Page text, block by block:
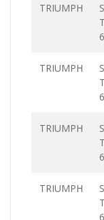
TRIUMPH
TRIUMPH
TRIUMPH
TRIUMPH